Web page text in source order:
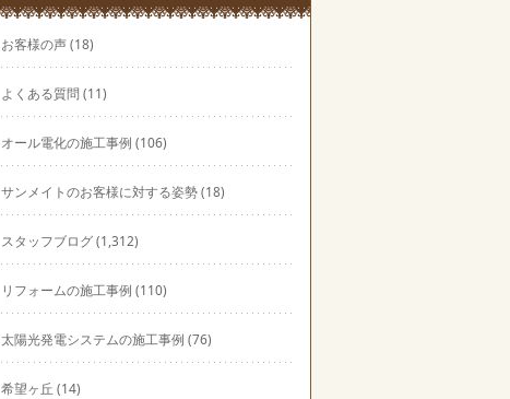
お客様の声(18)
よくある質問(11)
オール電化の施工事例 (106)
サンメイトのお客様に対する姿勢(18)
スタッフブログ(1,312)
リフォームの施工事例 (110)
太陽光発電システムの施工事例 (76)
希望ヶ丘 (14)